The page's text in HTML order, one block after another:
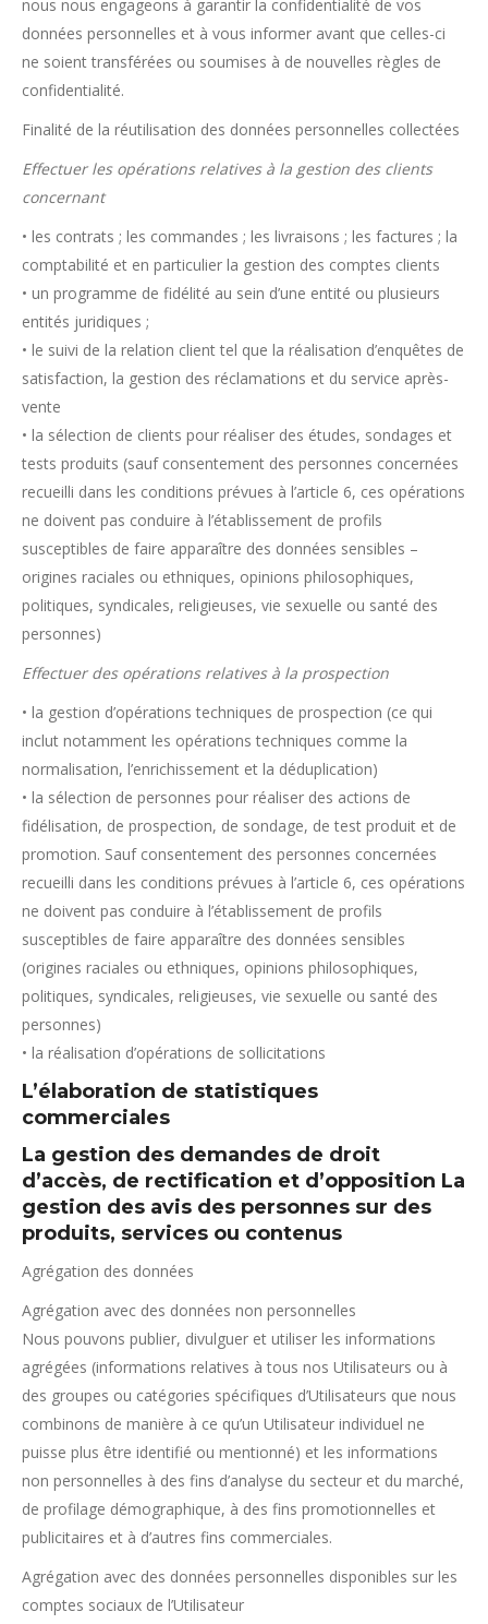
nous nous engageons à garantir la confidentialité de vos
données personnelles et à vous informer avant que celles-ci
ne soient transférées ou soumises à de nouvelles règles de
confidentialité.
Finalité de la réutilisation des données personnelles collectées
Effectuer les opérations relatives à la gestion des clients
concernant
• les contrats ; les commandes ; les livraisons ; les factures ; la
comptabilité et en particulier la gestion des comptes clients
• un programme de fidélité au sein d’une entité ou plusieurs
entités juridiques ;
• le suivi de la relation client tel que la réalisation d’enquêtes de
satisfaction, la gestion des réclamations et du service après-
vente
• la sélection de clients pour réaliser des études, sondages et
tests produits (sauf consentement des personnes concernées
recueilli dans les conditions prévues à l’article 6, ces opérations
ne doivent pas conduire à l’établissement de profils
susceptibles de faire apparaître des données sensibles –
origines raciales ou ethniques, opinions philosophiques,
politiques, syndicales, religieuses, vie sexuelle ou santé des
personnes)
Effectuer des opérations relatives à la prospection
• la gestion d’opérations techniques de prospection (ce qui
inclut notamment les opérations techniques comme la
normalisation, l’enrichissement et la déduplication)
• la sélection de personnes pour réaliser des actions de
fidélisation, de prospection, de sondage, de test produit et de
promotion. Sauf consentement des personnes concernées
recueilli dans les conditions prévues à l’article 6, ces opérations
ne doivent pas conduire à l’établissement de profils
susceptibles de faire apparaître des données sensibles
(origines raciales ou ethniques, opinions philosophiques,
politiques, syndicales, religieuses, vie sexuelle ou santé des
personnes)
• la réalisation d’opérations de sollicitations
L’élaboration de statistiques
commerciales
La gestion des demandes de droit
d’accès, de rectification et d’opposition La
gestion des avis des personnes sur des
produits, services ou contenus
Agrégation des données
Agrégation avec des données non personnelles
Nous pouvons publier, divulguer et utiliser les informations
agrégées (informations relatives à tous nos Utilisateurs ou à
des groupes ou catégories spécifiques d’Utilisateurs que nous
combinons de manière à ce qu’un Utilisateur individuel ne
puisse plus être identifié ou mentionné) et les informations
non personnelles à des fins d’analyse du secteur et du marché,
de profilage démographique, à des fins promotionnelles et
publicitaires et à d’autres fins commerciales.
Agrégation avec des données personnelles disponibles sur les
comptes sociaux de l’Utilisateur